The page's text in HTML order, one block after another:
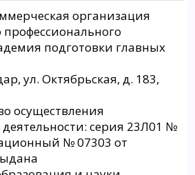
организация
подготовки главных
ул. Октябрьская, д. 183,
осуществления
серия 23Л01 №
№ 07303 от